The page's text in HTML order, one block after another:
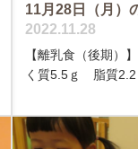
11月28日（月）
2022.11.28
【離乳食（後期）
く質5.5ｇ 脂質